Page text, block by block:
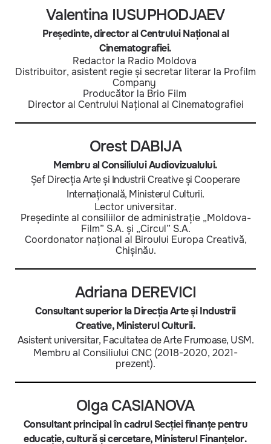
Valentina IUSUPHODJAEV
Președinte, director al Centrului Național al
Cinematografiei.
Redactor la Radio Moldova
Distribuitor, asistent regie și secretar literar la Profilm
Company
Producător la Brio Film
Director al Centrului Național al Cinematografiei
Orest DABIJA
Membru al Consiliului Audiovizualului.
Șef Direcția Arte și Industrii Creative și Cooperare
Internațională, Ministerul Culturii.
Lector universitar.
Președinte al consiliilor de administrație „Moldova-
Film” S.A. și „Circul” S.A.
Coordonator național al Biroului Europa Creativă,
Chișinău.
Adriana DEREVICI
Consultant superior la Direcția Arte și Industrii
Creative, Ministerul Culturii.
Asistent universitar, Facultatea de Arte Frumoase, USM.
Membru al Consiliului CNC (2018-2020, 2021-
prezent).
Olga CASIANOVA
Consultant principal în cadrul Secției finanțe pentru
educație, cultură și cercetare, Ministerul Finanțelor.